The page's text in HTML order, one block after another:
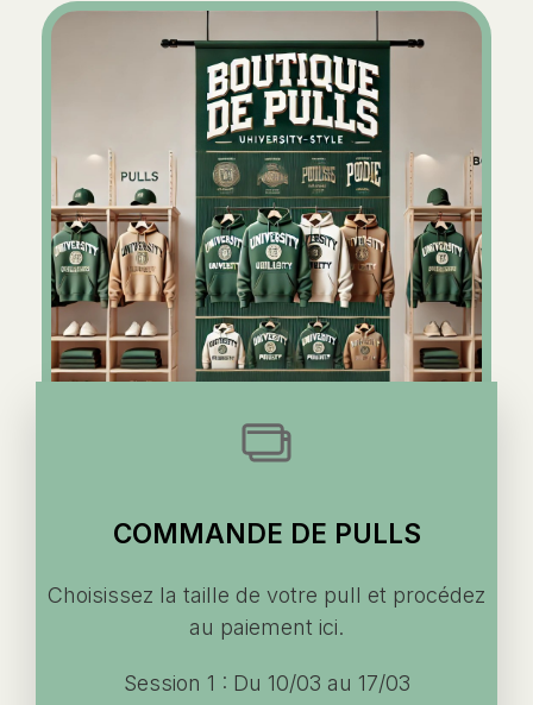
COMMANDE DE PULLS
Choisissez la taille de votre pull et procédez
au paiement ici.
Session 1 : Du 10/03 au 17/03